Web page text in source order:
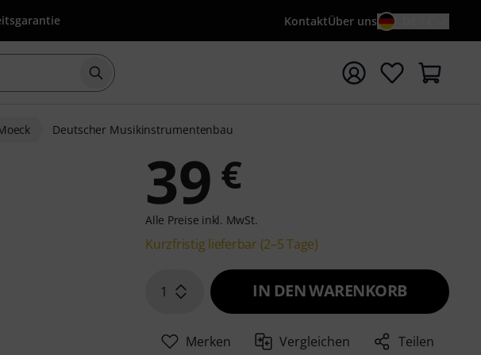
KontaktÜber uns
Suche mit Suchwort {searchTerm} starten
Deutscher Musikinstrumentenbau
39 €
Alle Preise inkl. MwSt.
Kurzfristig lieferbar (2–5 Tage)
1 IN DEN WARENKORB
Merken Vergleichen Teilen